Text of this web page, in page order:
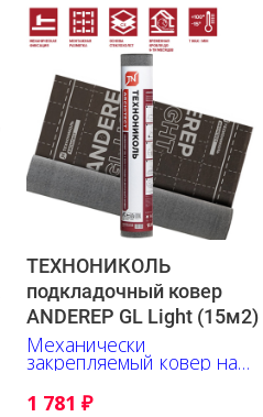
ТЕХНОНИКОЛЬ
подкладочный ковер
ANDEREP GL Light (15м2)
Механически
закрепляемый ковер на
основе стеклохолста.
Верх - полипропилен.
1 781 ₽